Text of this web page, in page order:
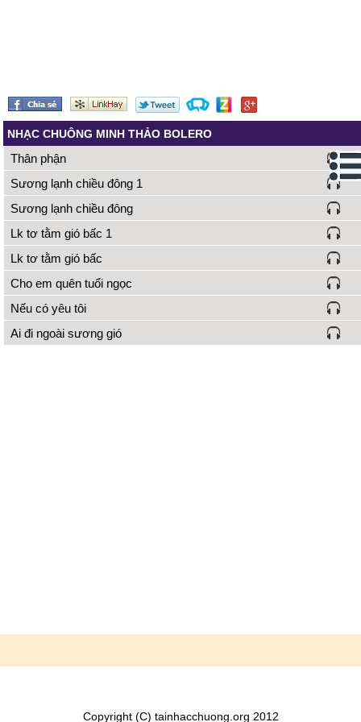
NHẠC CHUÔNG MINH THẢO BOLERO
Thân phận
Sương lạnh chiều đông 1
Sương lạnh chiều đông
Lk tơ tằm gió bấc 1
Lk tơ tằm gió bấc
Cho em quên tuổi ngọc
Nếu có yêu tôi
Ai đi ngoài sương gió
Copyright (C) tainhacchuong.org 2012